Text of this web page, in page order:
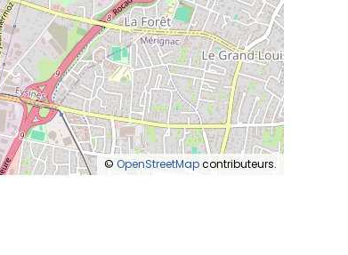
© OpenStreetMapcontributeurs.